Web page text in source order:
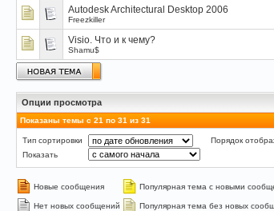
Autodesk Architectural Desktop 2006
Freezkiller
Visio. Что и к чему?
Shamu$
Опции просмотра
Показаны темы с 21 по 31 из 31
Тип сортировки
Порядок
Показать
Новые сообщения Популярная тема с новыми
Нет новых сообщений Популярная тема без новых